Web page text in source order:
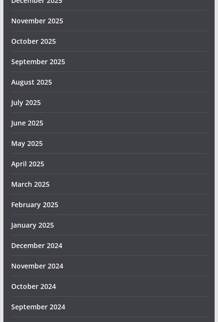
November 2025
October 2025
September 2025
August 2025
July 2025
June 2025
May 2025
April 2025
March 2025
February 2025
January 2025
December 2024
November 2024
October 2024
September 2024